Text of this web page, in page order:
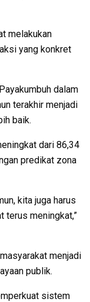
melakukan
yang konkret
dalam
terakhir menjadi
baik.
dari 86,34
predikat zona
kita juga harus
terus meningkat,”
menjadi
publik.
sistem